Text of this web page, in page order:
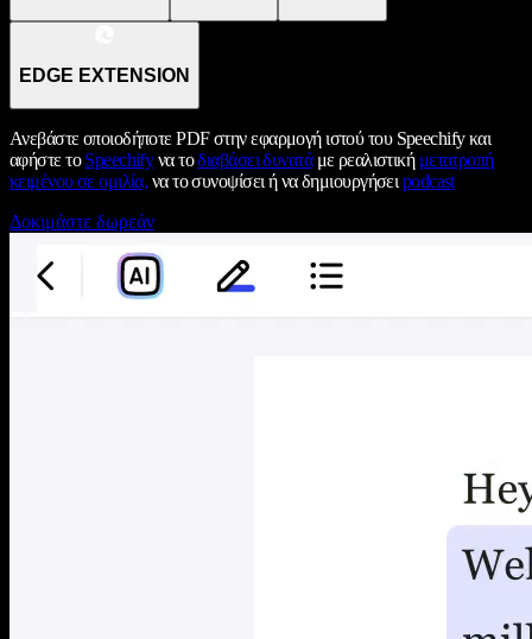
EDGE EXTENSION
Ανεβάστε οποιοδήποτε PDF στην εφαρμογή ιστού του Speechify και
αφήστε τοSpeechifyνα τοδιαβάσει δυνατάμε ρεαλιστική μετατροπή
κειμένου σε ομιλία, να το συνοψίσει ή να δημιουργήσει podcast
Δοκιμάστε δωρεάν